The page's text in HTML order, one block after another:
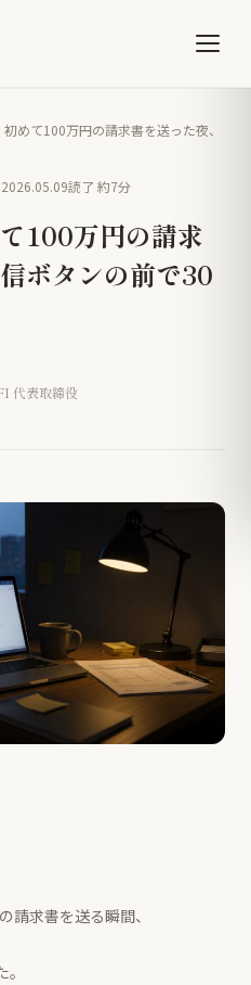
めて100万円の請求書を送った夜、
読了 約7分
100万円の請求
ボタンの前で30
代表取締役
請求書を送る瞬間、